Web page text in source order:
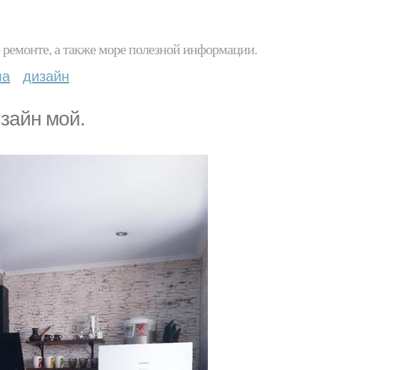
ремонте, а также море полезной информации.
дизайн
мой.